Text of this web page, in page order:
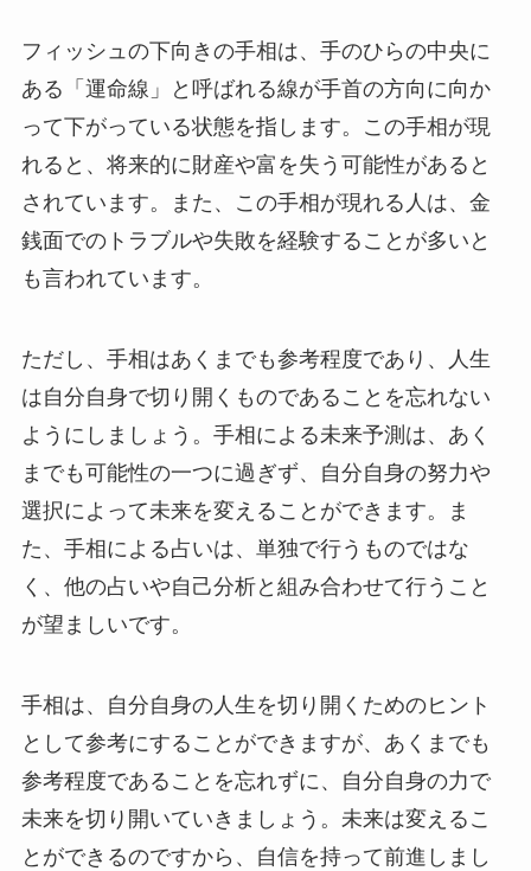
フィッシュの下向きの手相は、手のひらの中央に
ある「運命線」と呼ばれる線が手首の方向に向か
って下がっている状態を指します。この手相が現
れると、将来的に財産や富を失う可能性があると
されています。また、この手相が現れる人は、金
銭面でのトラブルや失敗を経験することが多いと
も言われています。
ただし、手相はあくまでも参考程度であり、人生
は自分自身で切り開くものであることを忘れない
ようにしましょう。手相による未来予測は、あく
までも可能性の一つに過ぎず、自分自身の努力や
選択によって未来を変えることができます。ま
た、手相による占いは、単独で行うものではな
く、他の占いや自己分析と組み合わせて行うこと
が望ましいです。
手相は、自分自身の人生を切り開くためのヒント
として参考にすることができますが、あくまでも
参考程度であることを忘れずに、自分自身の力で
未来を切り開いていきましょう。未来は変えるこ
とができるのですから、自信を持って前進しまし